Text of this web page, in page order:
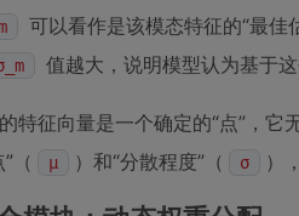
可以看作是该模态特征的“最佳
值越大，说明模型认为基于
特征向量是一个确定的“点”，
（
μ ）和“分散程度”（ σ ）